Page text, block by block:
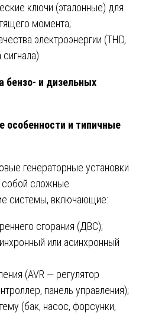
ключи (эталонные) для
момента;
электроэнергии (THD,
бензо- и дизельных
особенности и типичные
генераторные установки
сложные
системы, включающие:
сгорания (ДВС);
или асинхронный
(AVR — регулятор
панель управления);
(бак, насос, форсунки,